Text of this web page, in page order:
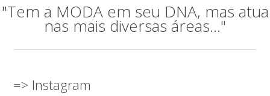
"Tem a MODA em seu DNA, mas atua
nas mais diversas áreas..."
=> Instagram